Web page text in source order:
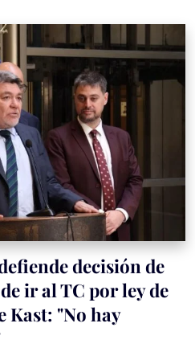
decisión de
ir al TC por ley de
Kast: "No hay